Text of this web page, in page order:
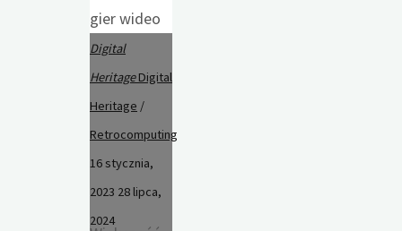
Digital
Heritage Digital
Heritage /
Retrocomputing
16 stycznia,
2023 28 lipca,
2024